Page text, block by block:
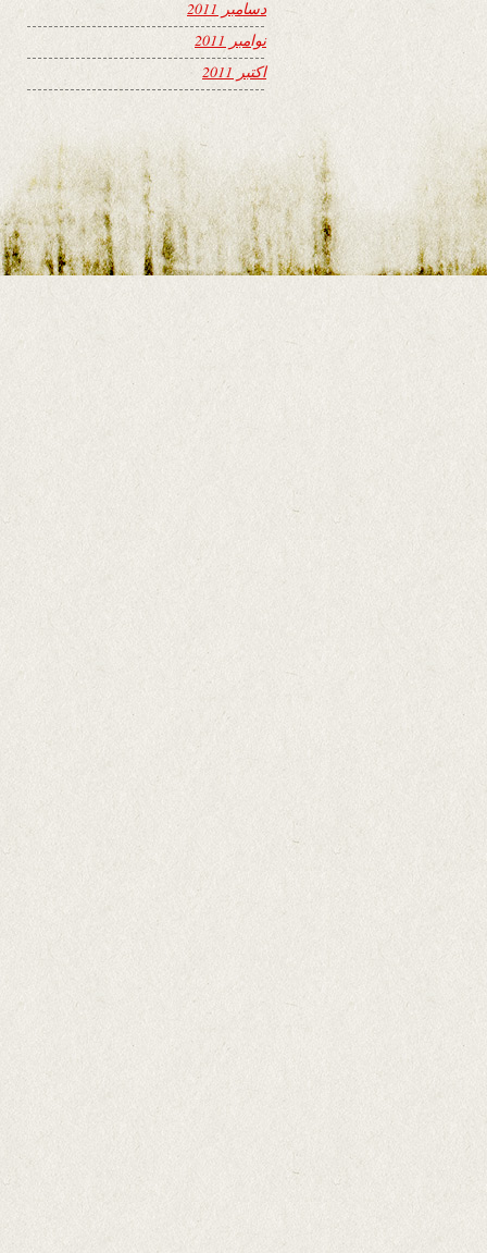
دسامبر 2011
نوامبر 2011
اکتبر 2011